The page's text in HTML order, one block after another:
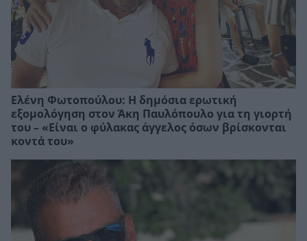
Ελένη Φωτοπούλου: Η δημόσια ερωτική
εξομολόγηση στον Άκη Παυλόπουλο για τη γιορτή
του – «Είναι ο φύλακας άγγελος όσων βρίσκονται
κοντά του»